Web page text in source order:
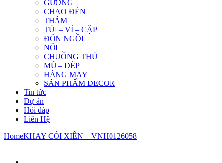
GƯƠNG
CHAO ĐÈN
THẢM
TÚI – VÍ – CẶP
ĐÔN NGỒI
NÔI
CHUỒNG THÚ
MŨ – DÉP
HÀNG MAY
SẢN PHẨM DECOR
Tin tức
Dự án
Hỏi đáp
Liên Hệ
HomeKHAY CÓI XIÊN – VNH0126058